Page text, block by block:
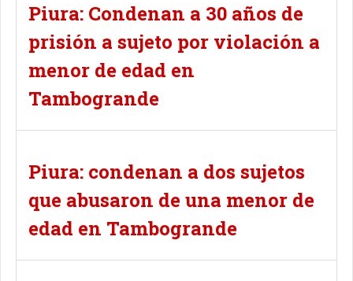
Piura: Condenan a 30 años de
prisión a sujeto por violación a
menor de edad en
Tambogrande
Piura: condenan a dos sujetos
que abusaron de una menor de
edad en Tambogrande